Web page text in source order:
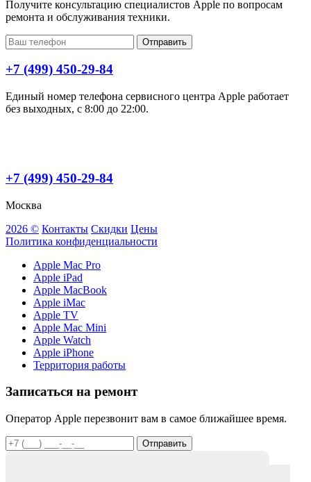
Получите консультацию специалистов Apple по вопросам
ремонта и обслуживания техники.
Отправить
+7 (499) 450-29-84
Единый номер телефона сервисного центра Apple работает
без выходных, с 8:00 до 22:00.
+7 (499) 450-29-84
Москва
2026 © Контакты Скидки Цены
Политика конфиденциальности
Apple Mac Pro
Apple iPad
Apple MacBook
Apple iMac
Apple TV
Apple Mac Mini
Apple Watch
Apple iPhone
Территория работы
Записаться на ремонт
Оператор Apple перезвонит вам в самое ближайшее время.
Отправить